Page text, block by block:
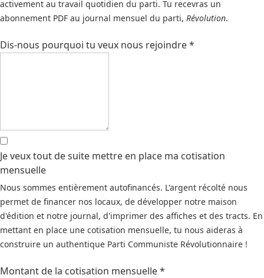
activement au travail quotidien du parti. Tu recevras un
abonnement PDF au journal mensuel du parti, Révolution.
Dis-nous pourquoi tu veux nous rejoindre*
Je veux tout de suite mettre en place ma cotisation
mensuelle
Nous sommes entièrement autofinancés. L'argent récolté nous
permet de financer nos locaux, de développer notre maison
d'édition et notre journal, d'imprimer des affiches et des tracts. En
mettant en place une cotisation mensuelle, tu nous aideras à
construire un authentique Parti Communiste Révolutionnaire !
Montant de la cotisation mensuelle*